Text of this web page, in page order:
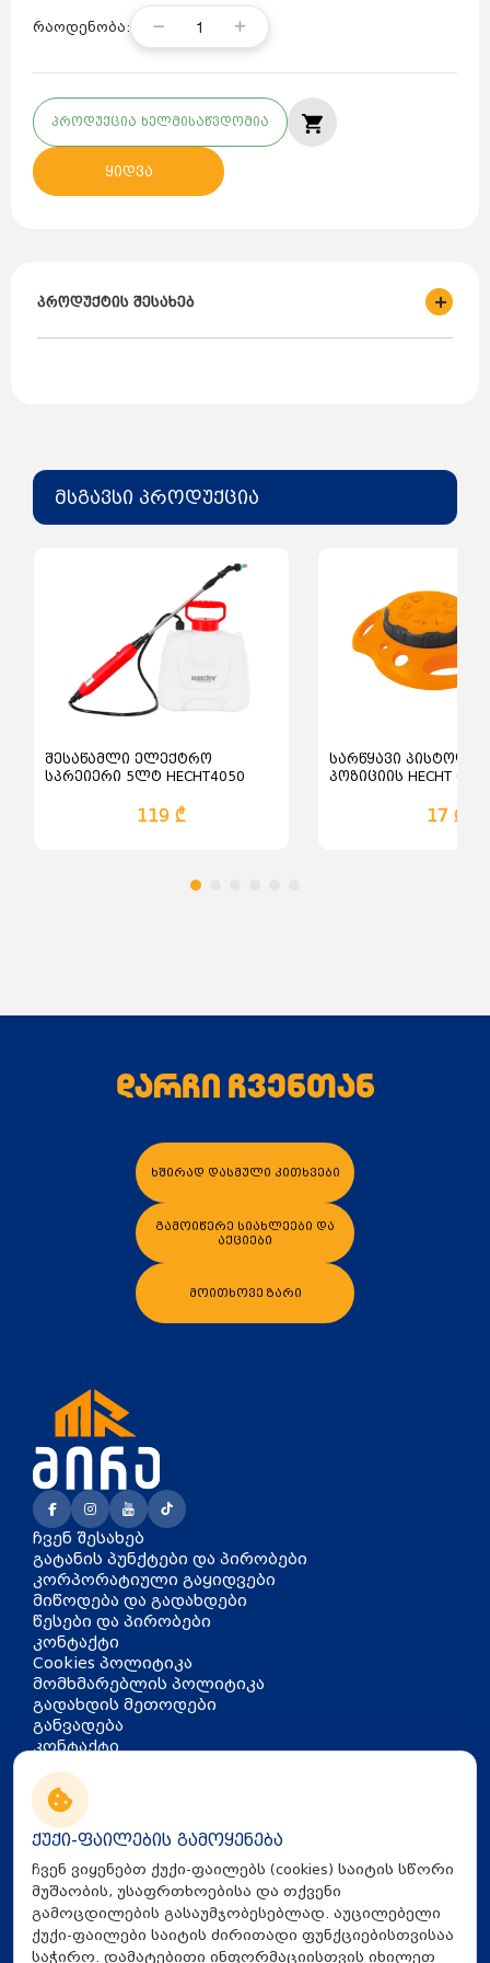
რაოდენობა: 1
პროდუქცია ხელმისაწვდომია
ყიდვა
პროდუქტის შესახებ
მსგავსი პროდუქცია
შესაწამლი ელექტრო
სპრეიერი 5ლტ HECHT4050
119 ₾
სარწყავი
პოზიციის HECHT
17 ₾
დარჩი ჩვენთან
ხშირად დასმული კითხვები
გამოიწერე სიახლეები და
აქციები
მოითხოვე ზარი
კონტაქტი
თბილისი, აკაკი წერეთლის
გამზირი 126
info@mira.ge
032 235 60 01
ჩვენ შესახებ
გატანის პუნქტები და პირობები
კორპორატიული გაყიდვები
მიწოდება და გადახდები
წესები და პირობები
კონტაქტი
Cookies პოლიტიკა
მომხმარებლის პოლიტიკა
გადახდის მეთოდები
განვადება
ქუქი-ფაილების გამოყენება
ჩვენ ვიყენებთ ქუქი-ფაილებს (cookies) საიტის სწორი
მუშაობის, უსაფრთხოებისა და თქვენი
გამოცდილების გასაუმჯობესებლად. აუცილებელი
ქუქი-ფაილები საიტის ძირითადი ფუნქციებისთვისაა
საჭირო. დამატებითი ინფორმაციისთვის იხილეთ